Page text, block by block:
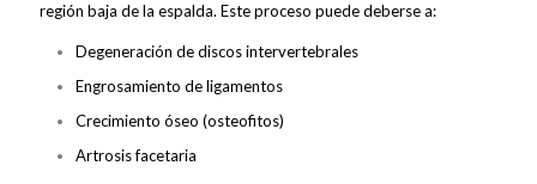
región baja de la espalda. Este proceso puede deberse a:
Degeneración de discos intervertebrales
Engrosamiento de ligamentos
Crecimiento óseo (osteofitos)
Artrosis facetaria